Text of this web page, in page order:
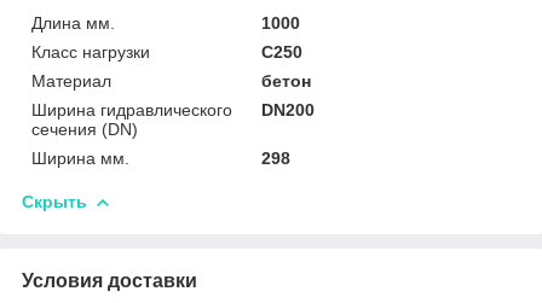
Длина мм.
1000
Класс нагрузки
C250
Материал
бетон
Ширина гидравлического
сечения (DN)
DN200
Ширина мм. 298
Скрыть
Условия доставки